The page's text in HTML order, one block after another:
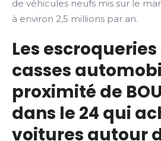
de véhicules neufs mis sur le
à environ 2,5 millions par an.
Les escroqueries
casses
proximité de
dans le 24 qui
voitures autour